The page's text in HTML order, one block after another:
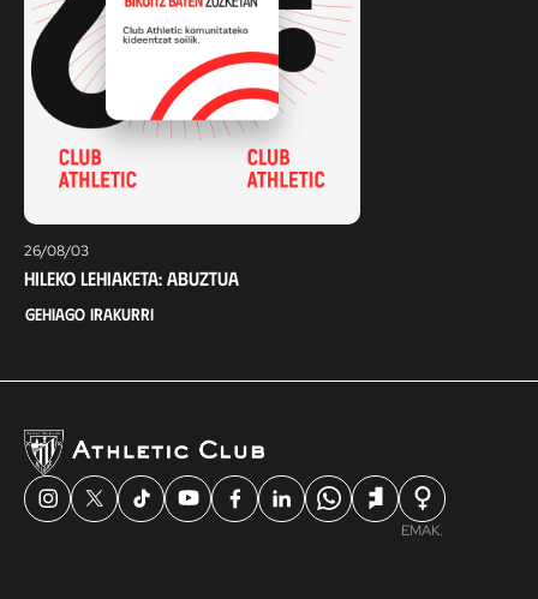
26/08/03
Hileko lehiaketa: abuztua
Gehiago irakurri
EMAK.